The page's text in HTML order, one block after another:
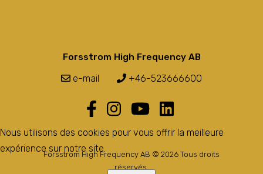
Forsstrom High Frequency AB
e-mail +46-523666600
Forsstrom High Frequency AB © 2026 Tous droits
réservés.
Nous utilisons des cookies pour vous offrir la meilleure
expérience sur notre site.